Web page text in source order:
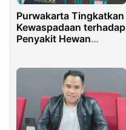
Purwakarta Tingkatkan
Kewaspadaan terhadap
Penyakit Hewan